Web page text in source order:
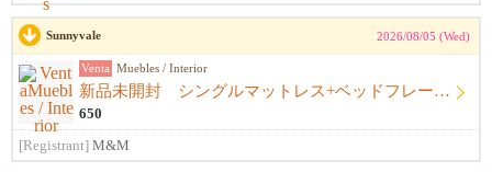
Sunnyvale 2026/08/05 (Wed)
Venta Muebles / Interior
新品未開封 シングルマットレス+ベッドフレーム+シーツ
650
[Registrant] M&M